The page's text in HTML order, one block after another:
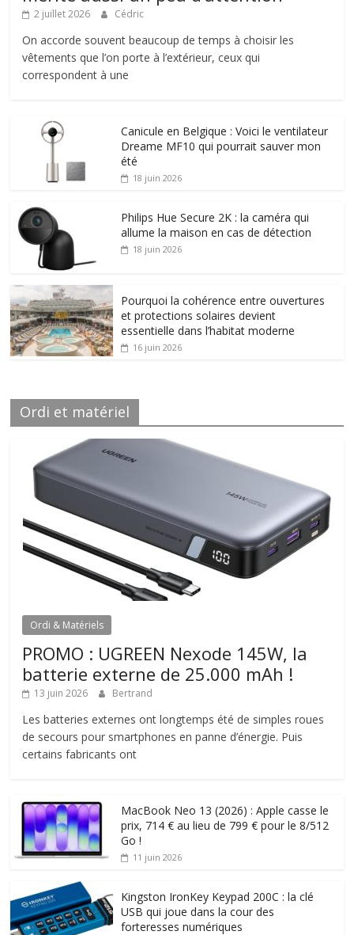
2 juillet 2026 Cédric
On accorde souvent beaucoup de temps à choisir les
vêtements que l’on porte à l’extérieur, ceux qui
correspondent à une
Canicule en Belgique : Voici le ventilateur
Dreame MF10 qui pourrait sauver mon
été
18 juin 2026
Philips Hue Secure 2K : la caméra qui
allume la maison en cas de détection
18 juin 2026
Pourquoi la cohérence entre ouvertures
et protections solaires devient
essentielle dans l’habitat moderne
16 juin 2026
Ordi et matériel
Ordi & Matériels
PROMO : UGREEN Nexode 145W, la
batterie externe de 25.000 mAh !
13 juin 2026 Bertrand
Les batteries externes ont longtemps été de simples roues
de secours pour smartphones en panne d’énergie. Puis
certains fabricants ont
MacBook Neo 13 (2026) : Apple casse le
prix, 714 € au lieu de 799 € pour le 8/512
Go !
11 juin 2026
Kingston IronKey Keypad 200C : la clé
USB qui joue dans la cour des
forteresses numériques